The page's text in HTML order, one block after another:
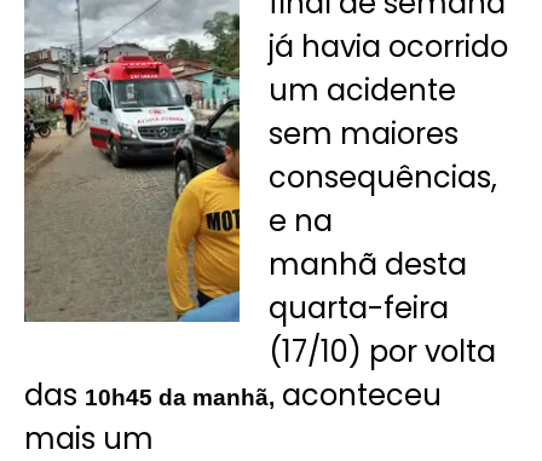
já havia ocorrido
um acidente
sem maiores
consequências,
e na
manhã desta
quarta-feira
(17/10) por volta
das 10h45 da manhã, aconteceu
mais um